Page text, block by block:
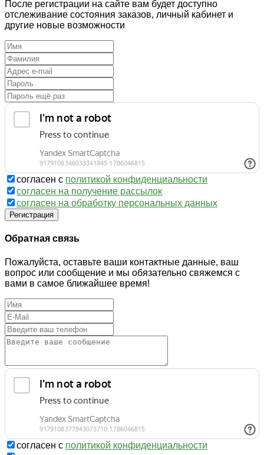
После регистрации на сайте вам будет доступно
отслеживание состояния заказов, личный кабинет и
другие новые возможности
согласен с политикой конфиденциальности
согласен на получение рассылок
согласен на обработку персональных данных
Регистрация
Обратная связь
Пожалуйста, оставьте ваши контактные данные, ваш
вопрос или сообщение и мы обязательно свяжемся с
вами в самое ближайшее время!
согласен с политикой конфиденциальности